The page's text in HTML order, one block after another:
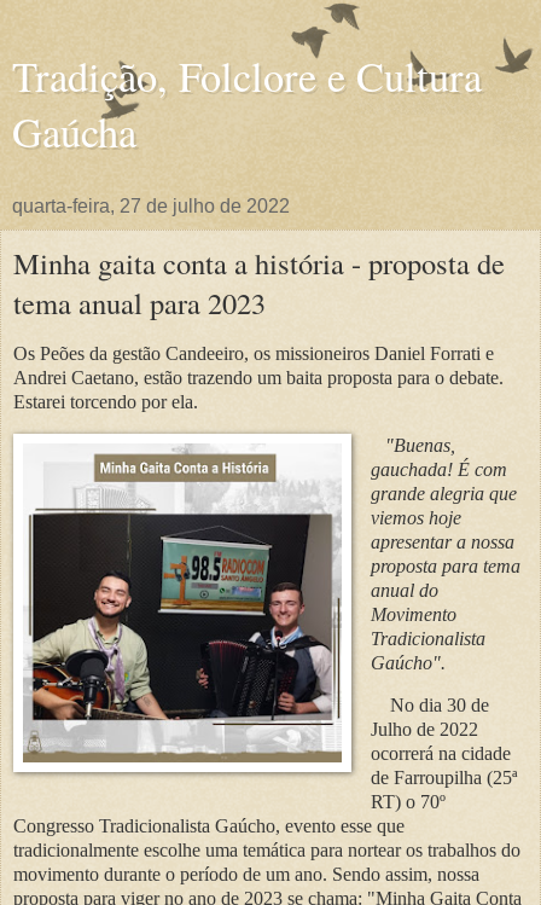
Tradição, Folclore e Cultura
Gaúcha
quarta-feira, 27 de julho de 2022
Minha gaita conta a história - proposta de
tema anual para 2023
Os Peões da gestão Candeeiro, os missioneiros Daniel Forrati e
Andrei Caetano, estão trazendo um baita proposta para o debate.
Estarei torcendo por ela.
"Buenas,
gauchada! É com
grande alegria que
viemos hoje
apresentar a nossa
proposta para tema
anual do
Movimento
Tradicionalista
Gaúcho".
No dia 30 de
Julho de 2022
ocorrerá na cidade
de Farroupilha (25ª
RT) o 70º
Congresso Tradicionalista Gaúcho, evento esse que
tradicionalmente escolhe uma temática para nortear os trabalhos do
movimento durante o período de um ano. Sendo assim, nossa
proposta para viger no ano de 2023 se chama: "Minha Gaita Conta